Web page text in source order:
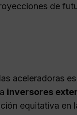
de
aceleradoras
inversores
equitativa en